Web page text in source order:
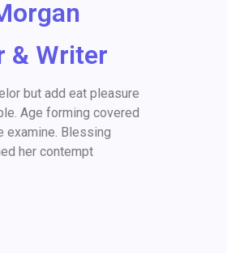
& Writer
but add eat pleasure
Age forming covered
examine. Blessing
her contempt